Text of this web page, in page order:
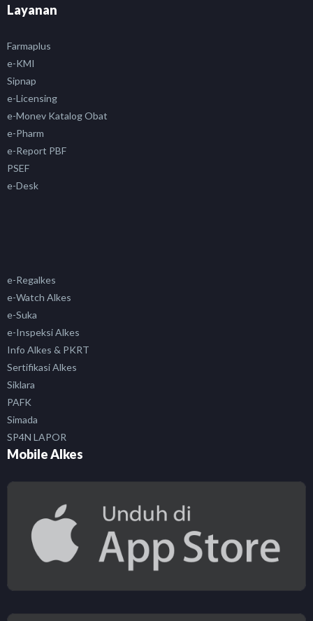
Layanan
Farmaplus
e-KMI
Sipnap
e-Licensing
e-Monev Katalog Obat
e-Pharm
e-Report PBF
PSEF
e-Desk
e-Regalkes
e-Watch Alkes
e-Suka
e-Inspeksi Alkes
Info Alkes & PKRT
Sertifikasi Alkes
Siklara
PAFK
Simada
SP4N LAPOR
Mobile Alkes